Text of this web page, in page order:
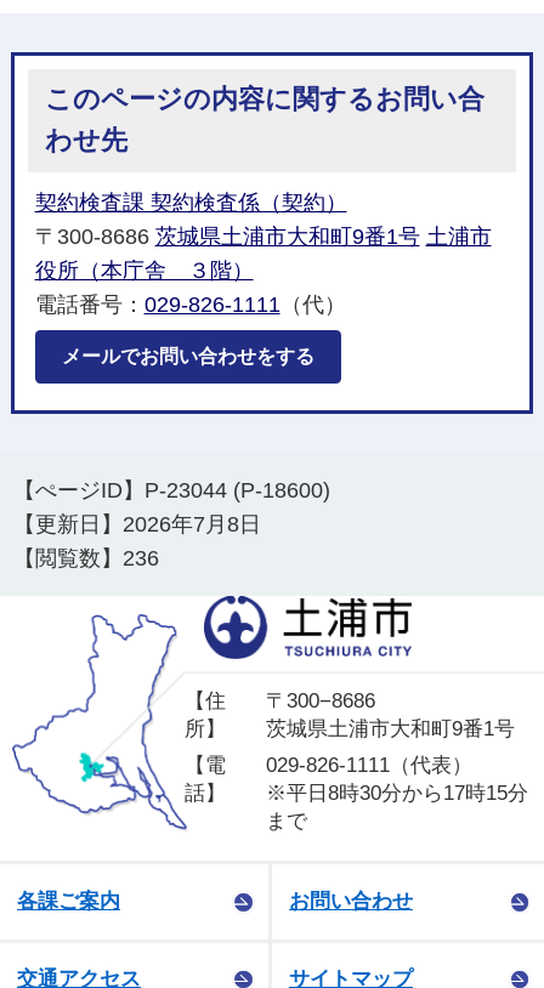
このページの内容に関するお問い合
わせ先
契約検査課 契約検査係（契約）
〒300-8686 茨城県土浦市大和町9番1号 土浦市
役所（本庁舎 ３階）
電話番号： 029-826-1111 （代）
メールでお問い合わせをする
【ぺージID】 P-23044 (P-18600)
【更新日】 2026年7月8日
【閲覧数】 236
【住
所】
〒300−8686
茨城県土浦市大和町9番1号
【電
話】
029-826-1111（代表）
※平日8時30分から17時15分
まで
各課ご案内 お問い合わせ
交通アクセス サイトマップ